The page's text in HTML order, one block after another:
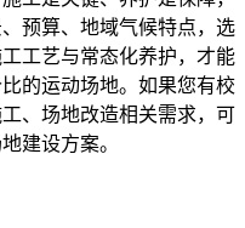
预算、地域气候特点，选
工艺与常态化养护，才能
的运动场地。如果您有校
、场地改造相关需求，可
建设方案。